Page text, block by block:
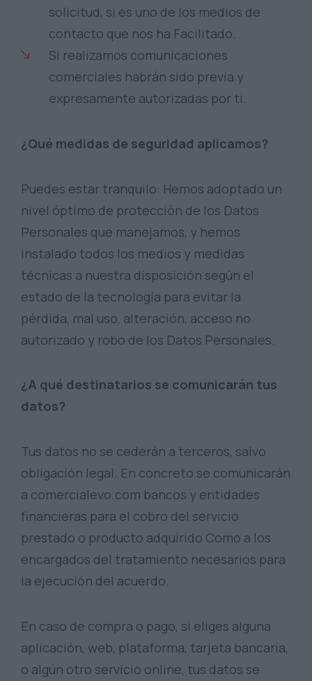
solicitud, si es uno de los medios de
contacto que nos ha Facilitado.
Si realizamos comunicaciones
comerciales habrán sido previa y
expresamente autorizadas por ti.
¿Qué medidas de seguridad aplicamos?
Puedes estar tranquilo: Hemos adoptado un
nivel óptimo de protección de los Datos
Personales que manejamos, y hemos
instalado todos los medios y medidas
técnicas a nuestra disposición según el
estado de la tecnología para evitar la
pérdida, mal uso, alteración, acceso no
autorizado y robo de los Datos Personales.
¿A qué destinatarios se comunicarán tus
datos?
Tus datos no se cederán a terceros, salvo
obligación legal. En concreto se comunicarán
a comercialevo.com bancos y entidades
financieras para el cobro del servicio
prestado o producto adquirido Como a los
encargados del tratamiento necesarios para
la ejecución del acuerdo.
En caso de compra o pago, si eliges alguna
aplicación, web, plataforma, tarjeta bancaria,
o algún otro servicio online, tus datos se